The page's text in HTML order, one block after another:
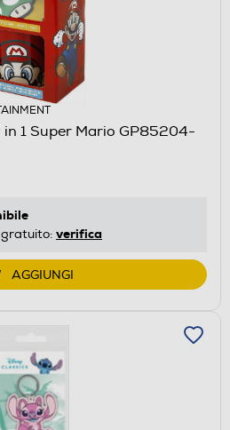
in 1 Super Mario GP85204-
verifica
AGGIUNGI